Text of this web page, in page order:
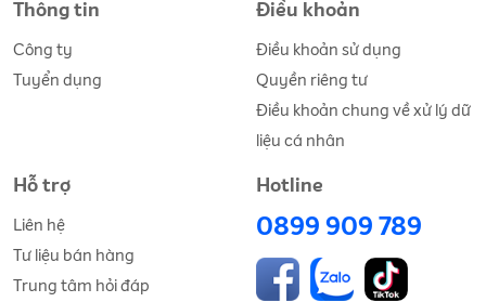
Thông tin
Công ty
Tuyển dụng
Điều khoản
Điều khoản sử dụng
Quyền riêng tư
Điều khoản chung về xử lý dữ
liệu cá nhân
Hỗ trợ
Liên hệ
Tư liệu bán hàng
Trung tâm hỏi đáp
Hotline
0899 909 789